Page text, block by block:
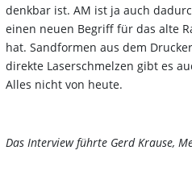
denkbar ist. AM ist ja auch
einen neuen Begriff für das alte
hat. Sandformen aus dem
direkte Laserschmelzen gibt es
Alles nicht von heute.
Das Interview führte Gerd Krause,